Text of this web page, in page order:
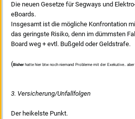
Die neuen Gesetze für Segways und
eBoards.
Insgesamt ist die mögliche Konfrontation
das geringste Risiko, denn im dümmsten
Board weg + evtl. Bußgeld oder Geldstrafe.
(Bisher hatte hier btw noch niemand Probleme mit der Exekutive..
3. Versicherung/Unfallfolgen
Der heikelste Punkt.